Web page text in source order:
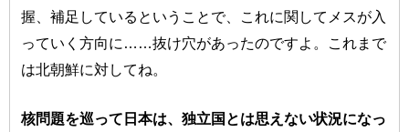
握、補足しているということで、これに関してメスが入
っていく方向に……抜け穴があったのですよ。これまで
は北朝鮮に対してね。
核問題を巡って日本は、独立国とは思えない状況になっ